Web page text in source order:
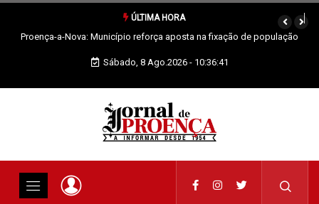
ÚLTIMA HORA
população Sertã: Crianças imaginam o futuro da praia fluvial em exposição
Sábado, 8 Ago.2026 - 10:36:42